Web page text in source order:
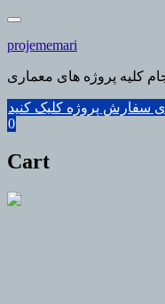
Skip
content
projememari
کلیه پروژه های معماری
0
Cart